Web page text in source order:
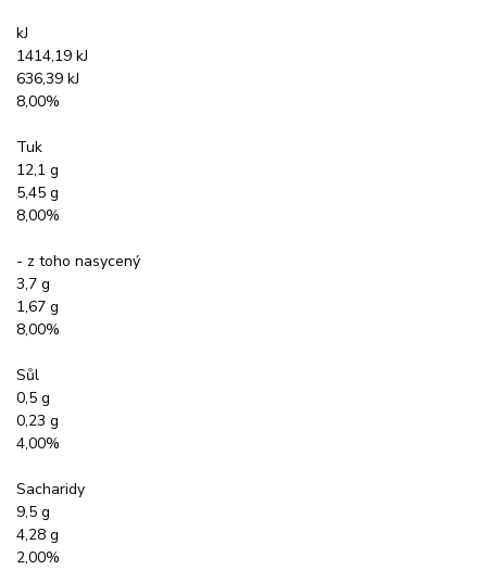
kJ
1414,19 kJ
636,39 kJ
8,00%
Tuk
12,1 g
5,45 g
8,00%
- z toho nasycený
3,7 g
1,67 g
8,00%
Sůl
0,5 g
0,23 g
4,00%
Sacharidy
9,5 g
4,28 g
2,00%